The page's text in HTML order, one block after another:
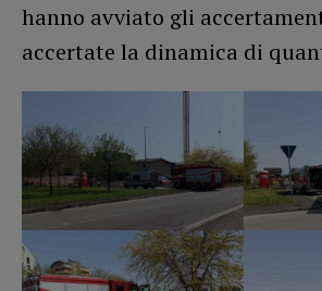
hanno avviato gli
accertate la dinamica di